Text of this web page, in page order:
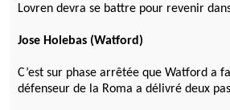
Lovren devra se battre pour revenir
Jose Holebas (Watford)
C’est sur phase arrêtée que Watford a
défenseur de la Roma a délivré deux